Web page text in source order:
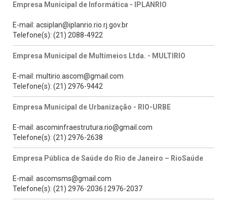
Empresa Municipal de Informática - IPLANRIO
E-mail: acsiplan@iplanrio.rio.rj.gov.br
Telefone(s): (21) 2088-4922
Empresa Municipal de Multimeios Ltda. - MULTIRIO
E-mail: multirio.ascom@gmail.com
Telefone(s): (21) 2976-9442
Empresa Municipal de Urbanização - RIO-URBE
E-mail: ascominfraestrutura.rio@gmail.com
Telefone(s): (21) 2976-2638
Empresa Pública de Saúde do Rio de Janeiro – RioSaúde
E-mail: ascomsms@gmail.com
Telefone(s): (21) 2976-2036 | 2976-2037